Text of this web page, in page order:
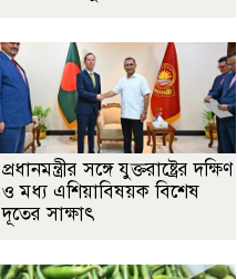
প্রধানমন্ত্রীর সঙ্গে যুক্তরাষ্ট্রের দক্ষিণ
ও মধ্য এশিয়াবিষয়ক বিশেষ
দূতের সাক্ষাৎ